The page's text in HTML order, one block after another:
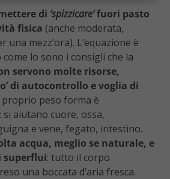
di ‘spizzicare’fuori pasto
fisica (anche moderata,
una mezz’ora). L’equazione è
lo sono i consigli che la
servono molte risorse,
di autocontrollo e voglia di
proprio peso forma è
aiutano cuore, ossa,
e vene, fegato, intestino.
acqua, meglio se naturale, e
superflui: tutto il corpo
una boccata d’aria fresca.